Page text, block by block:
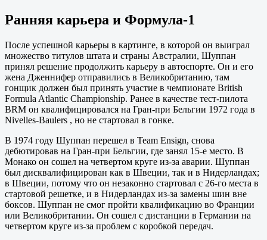
Ранняя карьера и Формула-1
После успешной карьеры в картинге, в которой он выиграл
множество титулов штата и страны Австралии, Шуппан
принял решение продолжить карьеру в автоспорте. Он и его
жена Дженнифер отправились в Великобританию, там
гонщик должен был принять участие в чемпионате British
Formula Atlantic Championship. Ранее в качестве тест-пилота
BRM он квалифицировался на Гран-при Бельгии 1972 года в
Nivelles-Baulers , но не стартовал в гонке.
В 1974 году Шуппан перешел в Team Ensign, снова
дебютировав на Гран-при Бельгии, где занял 15-е место. В
Монако он сошел на четвертом круге из-за аварии. Шуппан
был дисквалифицирован как в Швеции, так и в Нидерландах;
в Швеции, потому что он незаконно стартовал с 26-го места в
стартовой решетке, и в Нидерландах из-за замены шин вне
боксов. Шуппан не смог пройти квалификацию во Франции
или Великобритании. Он сошел с дистанции в Германии на
четвертом круге из-за проблем с коробкой передач.